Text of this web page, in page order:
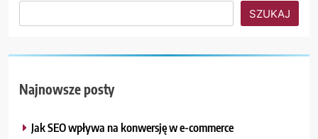
SZUKAJ
Najnowsze posty
Jak SEO wpływa na konwersję w e-commerce